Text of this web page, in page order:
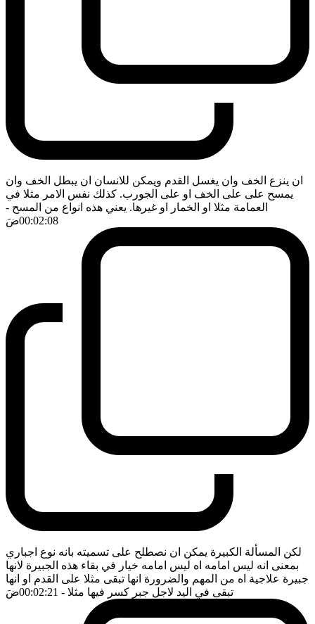
ان ينزع الخف وان يغسل القدم ويمكن للانسان ان يبطل الخف وان
يمسح على على الخف او على الجورب. كذلك نفس الامر مثلا في
العمامة مثلا او الخمار او غيرها. يعني هذه انواع من المسح -
00:02:08ضَ
لكن المسألة الكبيرة يمكن ان نصطلح على تسميته بانه نوع اجباري
بمعنى انه ليس امامه اه ليس امامه خيار في بقاء هذه الجبيرة لانها
جبيرة علاجية اه من المهم والضرورة انها تبقى مثلا على القدم او انها
تبقى في اليد لاجل جبر كسر فيها مثلا - 00:02:21 ضَ